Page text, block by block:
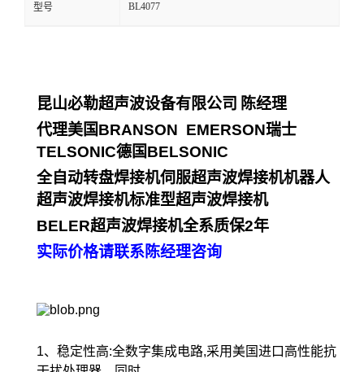
型号 BL4077
昆山必勒超声波设备有限公司 陈经理
代理美国BRANSON EMERSON瑞士
TELSONIC德国BELSONIC
全自动转盘焊接机伺服超声波焊接机机器人
超声波焊接机标准型超声波焊接机
BELER超声波焊接机全系质保2年
实际价格请联系陈经理咨询
1、稳定性高:全数字集成电路,采用美国进口高性能抗